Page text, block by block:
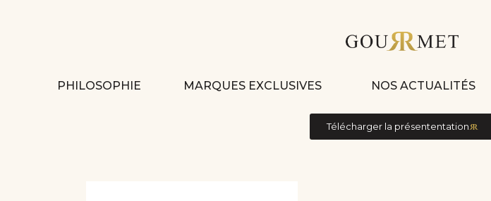
PHILOSOPHIE MARQUES EXCLUSIVES NOS ACTUALITÉS
Télécharger la présententation